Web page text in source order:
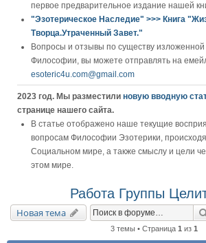
первое предварительное издание нашей
"Эзотерическое Наследие" >>> Книга
Творца.Утраченный Завет."
Вопросы и отзывы по существу
Философии, вы можете отправлять на
esoteric4u.com@gmail.com
2023 год. Мы разместили новую вводную
странице нашего сайта.
В статье отображено наше текущие
вопросам Философии Эзотерики,
Социальном мире, а также смыслу и цели
этом мире.
Работа Группы
Новая тема
3 темы • Страница 1 из 1